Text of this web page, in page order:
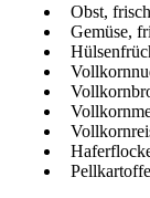
Obst,
Gemüse,